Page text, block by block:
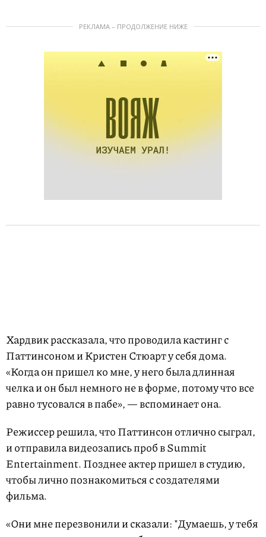
РЕКЛАМА – ПРОДОЛЖЕНИЕ НИЖЕ
Хардвик рассказала, что проводила кастинг с
Паттинсоном и Кристен Стюарт у себя дома.
«Когда он пришел ко мне, у него была длинная
челка и он был немного не в форме, потому что все
равно тусовался в пабе», — вспоминает она.
Режиссер решила, что Паттинсон отлично сыграл,
и отправила видеозапись проб в Summit
Entertainment. Позднее актер пришел в студию,
чтобы лично познакомиться с создателями
фильма.
«Они мне перезвонили и сказали: "Думаешь, у тебя